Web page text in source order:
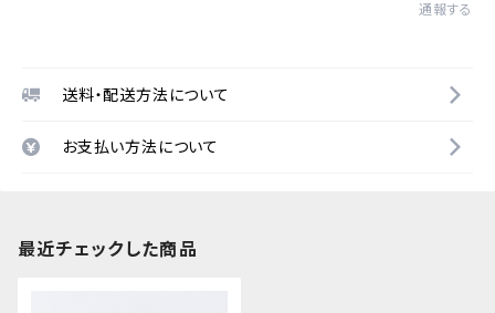
通報する
送料・配送方法について
お支払い方法について
最近チェックした商品